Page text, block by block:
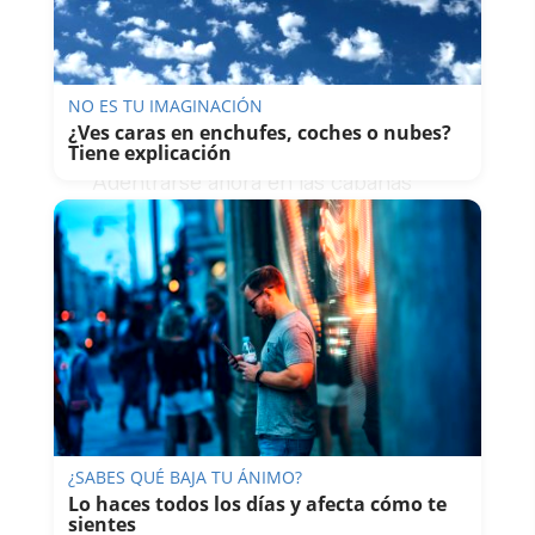
cómo vivían en aquella época…”,
dice Rebolledo, cuya madre apenas
tenía año y medio cuando irrumpió
la ignominia una noche de hace 85
años.
Adentrarse ahora en las cabañas
reconstruidas —alojamientos
rurales con chimenea y
colchonetas para pasar la noche
por 15 euros—, rebuscar las ruinas
del molino harinero, los restos de
piedra de la casa del alcalde… ver la
Ermita desde dentro, oler sus
muros y tocar esa calma que rodea
al lugar… estremece. No obstante, a
menos que seas un habitual de la
zona o algún estudioso o
NO ES TU IMAGINACIÓN
¿Ves caras en enchufes, coches o nubes?
Tiene explicación
¿SABES QUÉ BAJA TU ÁNIMO?
Lo haces todos los días y afecta cómo te
sientes